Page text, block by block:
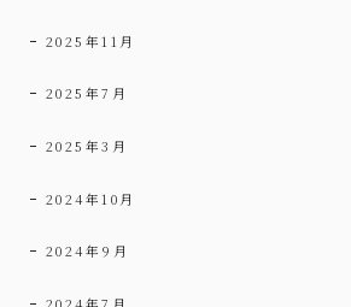
2025年11月
2025年7月
2025年3月
2024年10月
2024年9月
2024年7月